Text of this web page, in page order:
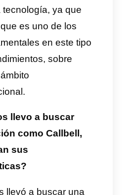
además de todo
en las clínicas,
a estos profesionales
la estructura de sus
porque existen
problemáticas en torno
y ventas que
veces dificultan el